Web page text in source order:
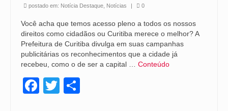
postado em: Notícia Destaque Notícias | 0
Você acha que temos acesso pleno a todos os nossos
direitos como cidadãos ou Curitiba merece o melhor? A
Prefeitura de Curitiba divulga em suas campanhas
publicitárias os reconhecimentos que a cidade já
recebeu, como o de ser a capital … Conteúdo
Facebook
Twitter